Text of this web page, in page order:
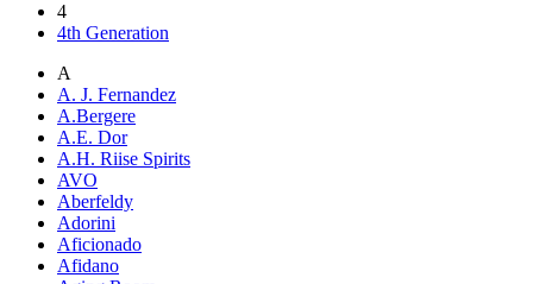
4
4th Generation
A
A. J. Fernandez
A.Bergere
A.E. Dor
A.H. Riise Spirits
AVO
Aberfeldy
Adorini
Aficionado
Afidano